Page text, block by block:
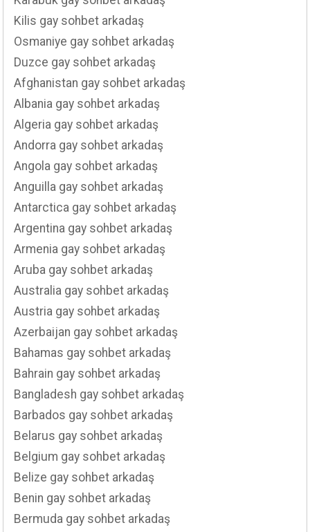
Kilis gay sohbet arkadaş
Osmaniye gay sohbet arkadaş
Duzce gay sohbet arkadaş
Afghanistan gay sohbet arkadaş
Albania gay sohbet arkadaş
Algeria gay sohbet arkadaş
Andorra gay sohbet arkadaş
Angola gay sohbet arkadaş
Anguilla gay sohbet arkadaş
Antarctica gay sohbet arkadaş
Argentina gay sohbet arkadaş
Armenia gay sohbet arkadaş
Aruba gay sohbet arkadaş
Australia gay sohbet arkadaş
Austria gay sohbet arkadaş
Azerbaijan gay sohbet arkadaş
Bahamas gay sohbet arkadaş
Bahrain gay sohbet arkadaş
Bangladesh gay sohbet arkadaş
Barbados gay sohbet arkadaş
Belarus gay sohbet arkadaş
Belgium gay sohbet arkadaş
Belize gay sohbet arkadaş
Benin gay sohbet arkadaş
Bermuda gay sohbet arkadaş